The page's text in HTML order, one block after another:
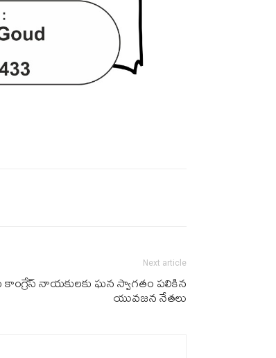
Next article
నాయకులకు ఘన స్వాగతం పలికిన
యువజన నేతలు